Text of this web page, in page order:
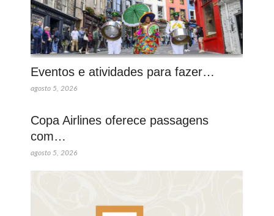
Eventos e atividades para fazer…
agosto 5, 2026
Copa Airlines oferece passagens
com…
agosto 5, 2026